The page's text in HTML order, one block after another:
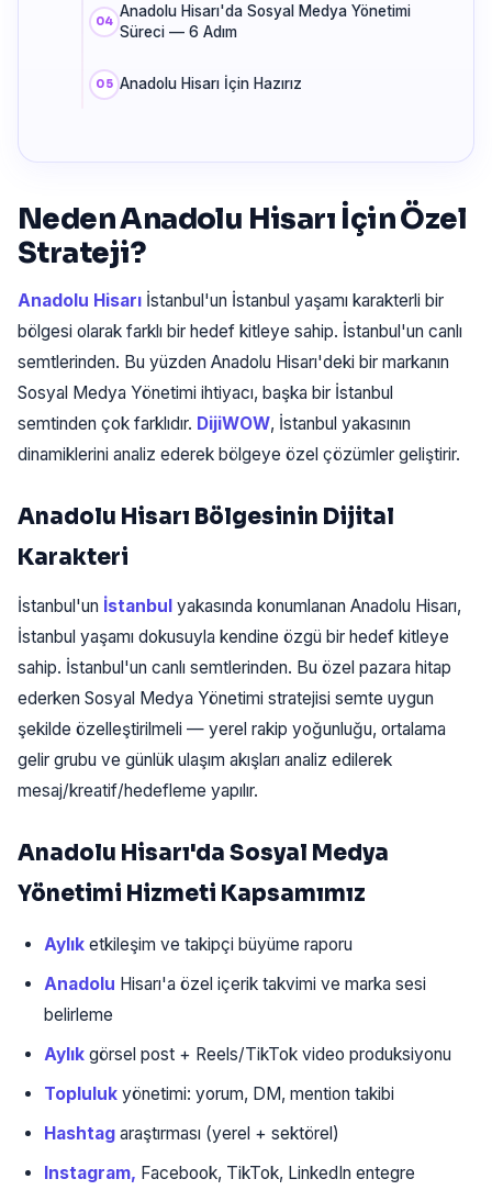
Anadolu Hisarı'da Sosyal Medya Yönetimi
Süreci — 6 Adım
Anadolu Hisarı İçin Hazırız
Neden Anadolu Hisarı İçin Özel
Strateji?
Anadolu Hisarı İstanbul'un İstanbul yaşamı karakterli bir
bölgesi olarak farklı bir hedef kitleye sahip. İstanbul'un canlı
semtlerinden. Bu yüzden Anadolu Hisarı'deki bir markanın
Sosyal Medya Yönetimi ihtiyacı, başka bir İstanbul
semtinden çok farklıdır. DijiWOW, İstanbul yakasının
dinamiklerini analiz ederek bölgeye özel çözümler geliştirir.
Anadolu Hisarı Bölgesinin Dijital
Karakteri
İstanbul'un İstanbul yakasında konumlanan Anadolu Hisarı,
İstanbul yaşamı dokusuyla kendine özgü bir hedef kitleye
sahip. İstanbul'un canlı semtlerinden. Bu özel pazara hitap
ederken Sosyal Medya Yönetimi stratejisi semte uygun
şekilde özelleştirilmeli — yerel rakip yoğunluğu, ortalama
gelir grubu ve günlük ulaşım akışları analiz edilerek
mesaj/kreatif/hedefleme yapılır.
Anadolu Hisarı'da Sosyal Medya
Yönetimi Hizmeti Kapsamımız
Aylık etkileşim ve takipçi büyüme raporu
Anadolu Hisarı'a özel içerik takvimi ve marka sesi
belirleme
Aylık görsel post + Reels/TikTok video produksiyonu
Topluluk yönetimi: yorum, DM, mention takibi
Hashtag araştırması (yerel + sektörel)
Instagram, Facebook, TikTok, LinkedIn entegre